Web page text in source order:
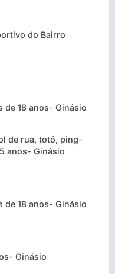
do Bairro
de 18 anos- Ginásio
de rua, totó, ping-
anos- Ginásio
de 18 anos- Ginásio
Ginásio